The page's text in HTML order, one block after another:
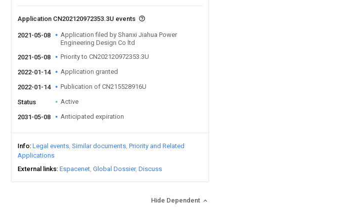
Application CN202120972353.3U events
2021-05-08
Application filed by Shanxi Jiahua Power
Engineering Design Co ltd
2021-05-08
Priority to CN202120972353.3U
2022-01-14 Application granted
2022-01-14 Publication of CN215528916U
Status Active
2031-05-08 Anticipated expiration
Info Legal events Similar documents Priority and Related
Applications
External links Espacenet Global Dossier Discuss
Hide Dependent